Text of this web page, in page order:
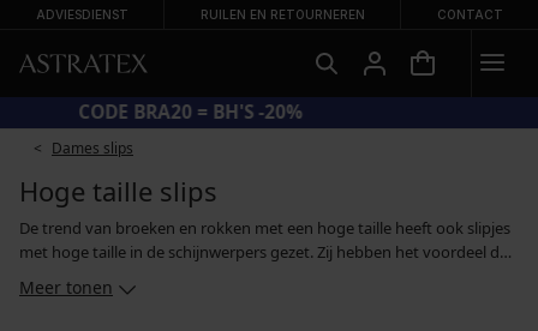
ADVIESDIENST RUILEN EN RETOURNEREN CONTACT
CODE BRA20 = BH'S -20%
Dames slips
Hoge taille slips
De trend van broeken en rokken met een hoge taille heeft ook slipjes
met hoge taille in de schijnwerpers gezet. Zij hebben het voordeel dat
zoals een iets slappere buik, kunnen verdoezelen, maar toch
Meer tonen